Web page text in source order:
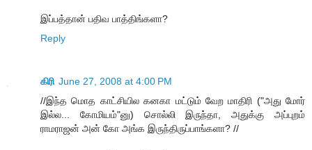
இப்பத்தான் பதிவ பாத்திங்களா?
Reply
கிரி June 27, 2008 at 4:00 PM
//இந்த மொத காட்சியில கனகா மட்டும் வேற மாதிரி ("அது மோர்
இல்ல... கோமியம்"னு) சொல்லி இருந்தா, அதுக்கு அப்புறம்
ராமராஜன் அன் கோ அங்க இருந்திருப்பாங்களா? //